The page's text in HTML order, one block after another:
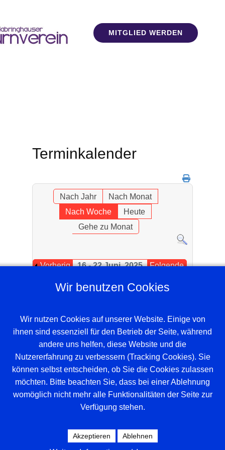
MITGLIED WERDEN
Terminkalender
Nach Jahr
Nach Monat
Nach Woche
Heute
Gehe zu Monat
Vorherig
16 - 22 Juni, 2025
Folgende
Es wurden keine Events gefunden
Wir benutzen Cookies
Wir nutzen Cookies auf unserer Website. Einige von
ihnen sind essenziell für den Betrieb der Seite, während
andere uns helfen, diese Website und die
Nutzererfahrung zu verbessern (Tracking Cookies). Sie
können selbst entscheiden, ob Sie die Cookies zulassen
möchten. Bitte beachten Sie, dass bei einer Ablehnung
womöglich nicht mehr alle Funktionalitäten der Seite zur
Verfügung stehen.
Akzeptieren Ablehnen